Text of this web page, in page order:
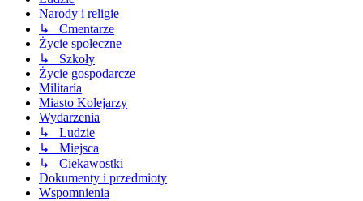
Narody i religie
↳ Cmentarze
Życie społeczne
↳ Szkoły
Życie gospodarcze
Militaria
Miasto Kolejarzy
Wydarzenia
↳ Ludzie
↳ Miejsca
↳ Ciekawostki
Dokumenty i przedmioty
Wspomnienia